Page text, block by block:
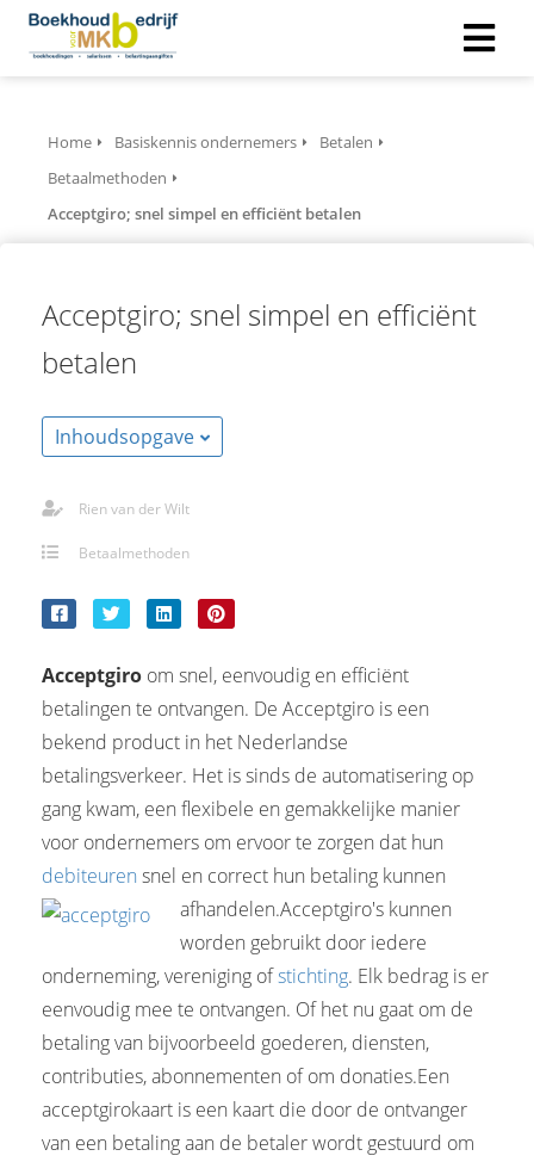
Home Basiskennis ondernemers
Betalen
Betaalmethoden
Acceptgiro; snel simpel en efficiënt betalen
Acceptgiro; snel simpel en efficiënt
betalen
Inhoudsopgave
Rien van der Wilt
Betaalmethoden
Acceptgiro om snel, eenvoudig en efficiënt
betalingen te ontvangen. De Acceptgiro is een
bekend product in het Nederlandse
betalingsverkeer. Het is sinds de automatisering op
gang kwam, een flexibele en gemakkelijke manier
voor ondernemers om ervoor te zorgen dat hun
debiteuren snel en correct hun betaling kunnen
afhandelen.Acceptgiro's kunnen
worden gebruikt door iedere
onderneming, vereniging ofstichting. Elk bedrag is er
eenvoudig mee te ontvangen. Of het nu gaat om de
betaling van bijvoorbeeld goederen, diensten,
contributies, abonnementen of om donaties.Een
acceptgirokaart is een kaart die door de ontvanger
van een betaling aan de betaler wordt gestuurd om